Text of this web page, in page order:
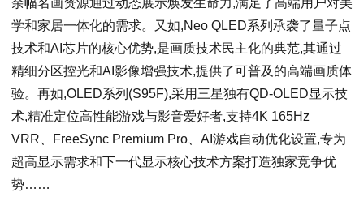
学和家居一体化的需求。又如,Neo QLED系列承袭了量子点
技术和AI芯片的核心优势,是画质技术民主化的典范,其通过
精细分区控光和AI影像增强技术,提供了可普及的高端画质体
验。再如,OLED系列(S95F),采用三星独有QD-OLED显示技
术,精准定位高性能游戏与影音爱好者,支持4K 165Hz
VRR、FreeSync Premium Pro、AI游戏自动优化设置,专为
超高显示需求和下一代显示核心技术方案打造独家竞争优
势……